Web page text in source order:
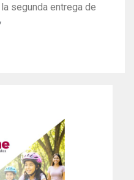
segunda entrega de